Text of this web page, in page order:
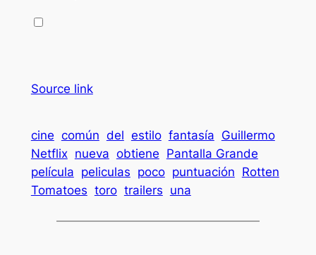
Source link
cine común del estilo fantasía Guillermo
Netflix nueva obtiene Pantalla Grande
película peliculas poco puntuación Rotten
Tomatoes toro trailers una